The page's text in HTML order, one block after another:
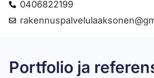
0406822199
Portfolio ja